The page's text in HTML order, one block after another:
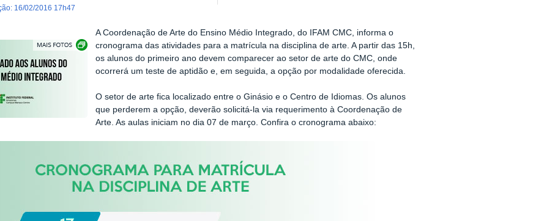
: 16/02/2016 17h47
Show image carousel
A Coordenação de Arte do Ensino Médio Integrado, do IFAM CMC, informa o
cronograma das atividades para a matrícula na disciplina de arte. A partir das 15h,
os alunos do primeiro ano devem comparecer ao setor de arte do CMC, onde
ocorrerá um teste de aptidão e, em seguida, a opção por modalidade oferecida.
O setor de arte fica localizado entre o Ginásio e o Centro de Idiomas. Os alunos
que perderem a opção, deverão solicitá-la via requerimento à Coordenação de
Arte. As aulas iniciam no dia 07 de março. Confira o cronograma abaixo: